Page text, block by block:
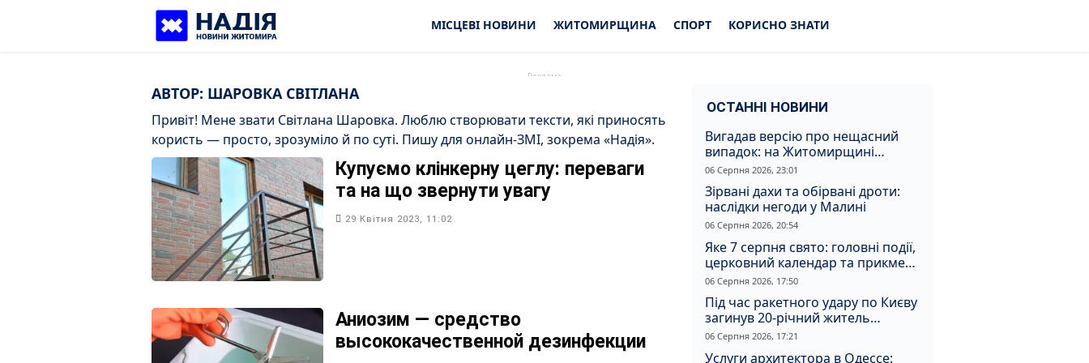
МІСЦЕВІ НОВИНИ ЖИТОМИРЩИНА СПОРТ КОРИСНО ЗНАТИ
АВТОР: ШАРОВКА СВІТЛАНА
Привіт! Мене звати Світлана Шаровка. Люблю створювати тексти, які приносять
користь — просто, зрозуміло й по суті. Пишу для онлайн-ЗМІ, зокрема «Надія».
Купуємо клінкерну цеглу: переваги
та на що звернути увагу
29 Квітня 2023, 11:02
Аниозим — средство
высококачественной дезинфекции
ОСТАННІ НОВИНИ
Вигадав версію про нещасний
випадок: на Житомирщині
судитимуть чоловіка за вбивство
співмешканки
06 Серпня 2026, 23:01
Зірвані дахи та обірвані дроти:
наслідки негоди у Малині
06 Серпня 2026, 20:54
Яке 7 серпня свято: головні події,
церковний календар та прикмети
дня
06 Серпня 2026, 17:50
Під час ракетного удару по Києву
загинув 20-річний житель
Житомирщини
06 Серпня 2026, 17:21
Услуги архитектора в Одессе: